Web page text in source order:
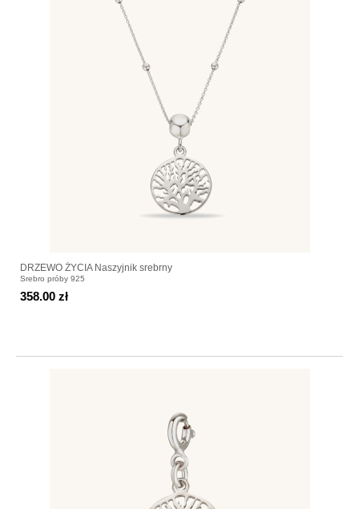
DRZEWO ŻYCIA Naszyjnik srebrny
Srebro próby 925
358.00 zł